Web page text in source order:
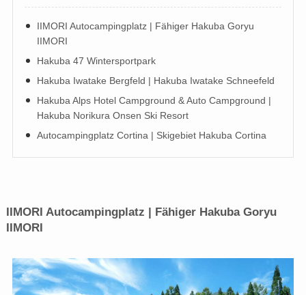
IIMORI Autocampingplatz | Fähiger Hakuba Goryu
IIMORI
Hakuba 47 Wintersportpark
Hakuba Iwatake Bergfeld | Hakuba Iwatake Schneefeld
Hakuba Alps Hotel Campground & Auto Campground |
Hakuba Norikura Onsen Ski Resort
Autocampingplatz Cortina | Skigebiet Hakuba Cortina
IIMORI Autocampingplatz | Fähiger Hakuba Goryu
IIMORI